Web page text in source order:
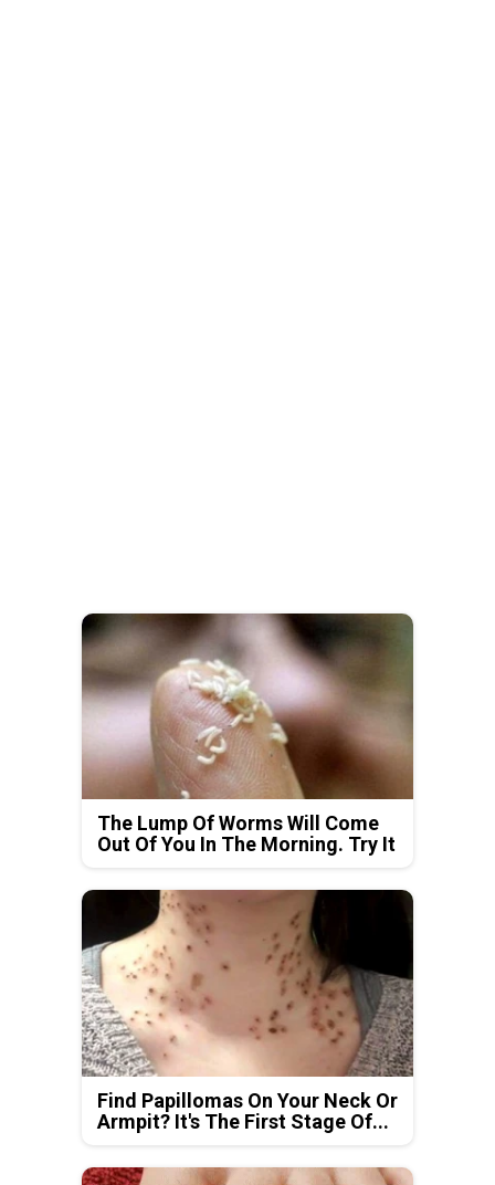
The Lump Of Worms Will Come
Out Of You In The Morning. Try It
Find Papillomas On Your Neck Or
Armpit? It's The First Stage Of...